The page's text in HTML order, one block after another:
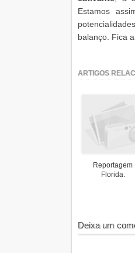
Estamos
balanço. Fica a
ARTIGOS
Reportagem
Florida.
Deixa um